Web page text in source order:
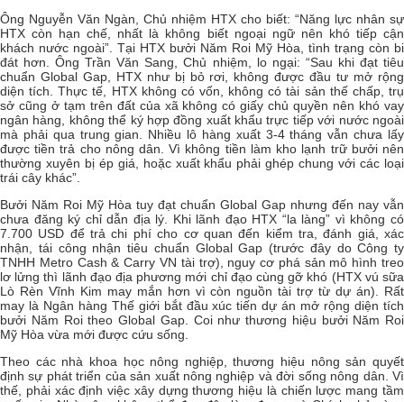
Ông Nguyễn Văn Ngàn, Chủ nhiệm HTX cho biết: “Năng lực nhân sự
HTX còn hạn chế, nhất là không biết ngoại ngữ nên khó tiếp cận
khách nước ngoài”. Tại HTX bưởi Năm Roi Mỹ Hòa, tình trạng còn bi
đát hơn. Ông Trần Văn Sang, Chủ nhiệm, lo ngại: “Sau khi đạt tiêu
chuẩn Global Gap, HTX như bị bỏ rơi, không được đầu tư mở rộng
diện tích. Thực tế, HTX không có vốn, không có tài sản thế chấp, trụ
sở cũng ở tạm trên đất của xã không có giấy chủ quyền nên khó vay
ngân hàng, không thể ký hợp đồng xuất khẩu trực tiếp với nước ngoài
mà phải qua trung gian. Nhiều lô hàng xuất 3-4 tháng vẫn chưa lấy
được tiền trả cho nông dân. Vì không tiền làm kho lạnh trữ bưởi nên
thường xuyên bị ép giá, hoặc xuất khẩu phải ghép chung với các loại
trái cây khác”.
Bưởi Năm Roi Mỹ Hòa tuy đạt chuẩn Global Gap nhưng đến nay vẫn
chưa đăng ký chỉ dẫn địa lý. Khi lãnh đạo HTX “la làng” vì không có
7.700 USD để trả chi phí cho cơ quan đến kiểm tra, đánh giá, xác
nhận, tái công nhận tiêu chuẩn Global Gap (trước đây do Công ty
TNHH Metro Cash & Carry VN tài trợ), nguy cơ phá sản mô hình treo
lơ lửng thì lãnh đạo địa phương mới chỉ đạo cùng gỡ khó (HTX vú sữa
Lò Rèn Vĩnh Kim may mắn hơn vì còn nguồn tài trợ từ dự án). Rất
may là Ngân hàng Thế giới bắt đầu xúc tiến dự án mở rộng diện tích
bưởi Năm Roi theo Global Gap. Coi như thương hiệu bưởi Năm Roi
Mỹ Hòa vừa mới được cứu sống.
Theo các nhà khoa học nông nghiệp, thương hiệu nông sản quyết
định sự phát triển của sản xuất nông nghiệp và đời sống nông dân. Vì
thế, phải xác định việc xây dựng thương hiệu là chiến lược mang tầm